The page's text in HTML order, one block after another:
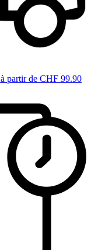
à partir de CHF 99.90